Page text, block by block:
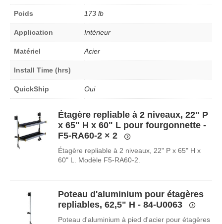
Poids 173 lb
Application Intérieur
Matériel Acier
Install Time (hrs)
QuickShip Oui
Étagère repliable à 2 niveaux, 22" P
x 65" H x 60" L pour fourgonnette -
F5-RA60-2× 2
Étagère repliable à 2 niveaux, 22" P x 65" H x
60" L. Modèle F5-RA60-2.
Poteau d'aluminium pour étagères
repliables, 62,5" H - 84-U0063
Poteau d'aluminium à pied d'acier pour étagères